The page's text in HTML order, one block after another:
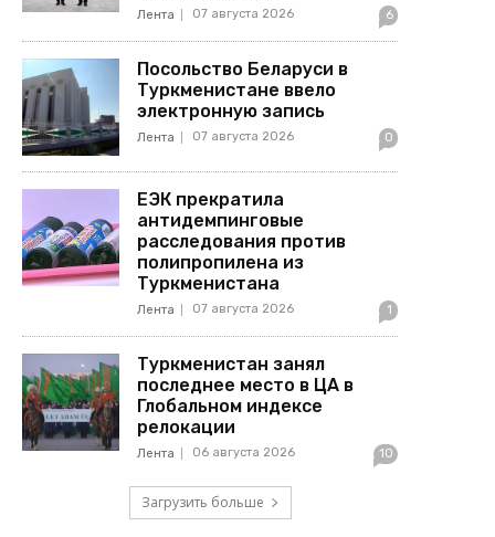
Лента 07 августа 2026 6
Посольство Беларуси в
Туркменистане ввело
электронную запись
Лента 07 августа 2026 0
ЕЭК прекратила
антидемпинговые
расследования против
полипропилена из
Туркменистана
Лента 07 августа 2026 1
Туркменистан занял
последнее место в ЦА в
Глобальном индексе
релокации
Лента 06 августа 2026 10
Загрузить больше